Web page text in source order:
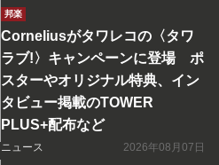
邦楽
Corneliusがタワレコの〈タワ
ラブ!〉キャンペーンに登場 ポ
スターやオリジナル特典、イン
タビュー掲載のTOWER
PLUS+配布など
ニュース 2026年08月07日